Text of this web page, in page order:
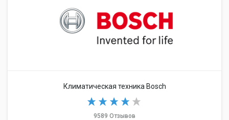
Климатическая техника Bosch
9589 Отзывов